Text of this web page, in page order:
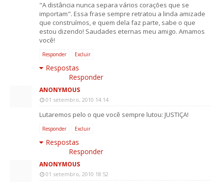
"A distância nunca separa vários corações que se
importam". Essa frase sempre retratou a linda amizade
que construímos, e quem dela faz parte, sabe o que
estou dizendo! Saudades eternas meu amigo. Amamos
você!
Responder Excluir
Respostas
Responder
ANONYMOUS
01 setembro, 2010 14:14
Lutaremos pelo o que você sempre lutou: JUSTIÇA!
Responder Excluir
Respostas
Responder
ANONYMOUS
01 setembro, 2010 18:52